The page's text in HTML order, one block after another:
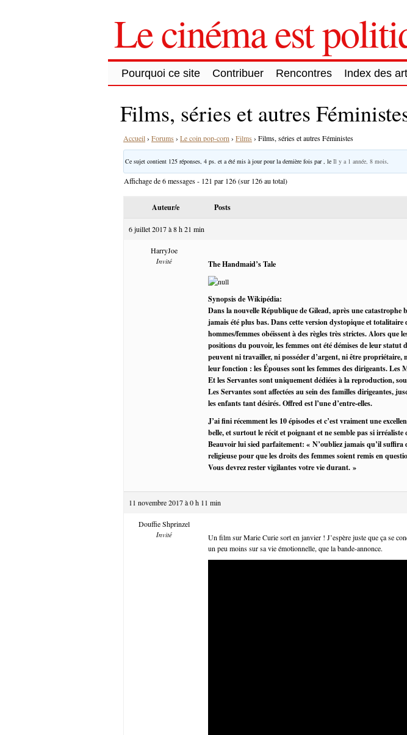
Le cinéma est
Pourquoi ce site Contribuer Rencontres Index des
Films, séries et autres
Accueil› Forums › Le coin pop-corn › Films › Films, séries et autres Féministes
Ce sujet contient 125 réponses, 4 ps. et a été mis à jour pour la dernière fois par , le Il y a 1 année, 8 mois
Affichage de 6 messages - 121 par 126 (sur 126 au total)
Auteur/e Posts
6 juillet 2017 à 8 h 21 min
HarryJoe
Invité The Handmaid’s Tale
Synopsis de Wikipédia:
Dans la nouvelle République de Gilead, après une catastrophe
jamais été plus bas. Dans cette version dystopique et totalitaire
hommes/femmes obéissent à des règles très strictes. Alors que
positions du pouvoir, les femmes ont été démises de leur statut
peuvent ni travailler, ni posséder d’argent, ni être propriétaire,
leur fonction : les Épouses sont les femmes des dirigeants. Les
Et les Servantes sont uniquement dédiées à la reproduction,
Les Servantes sont affectées au sein des familles dirigeantes,
les enfants tant désirés. Offred est l’une d’entre-elles.
J’ai fini récemment les 10 épisodes et c’est vraiment une
belle, et surtout le récit et poignant et ne semble pas si
Beauvoir lui sied parfaitement: « N’oubliez jamais qu’il suffira
religieuse pour que les droits des femmes soient remis en
Vous devrez rester vigilantes votre vie durant. »
11 novembre 2017 à 0 h 11 min
Douffie Shprinzel
Invité
Un film sur Marie Curie sort en janvier ! J’espère juste que ça se
un peu moins sur sa vie émotionnelle, que la bande-annonce.